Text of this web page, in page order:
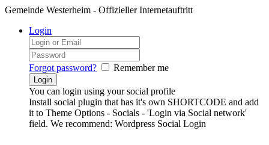
Gemeinde Westerheim - Offizieller Internetauftritt
Login
Forgot password? Remember me
You can login using your social profile
Install social plugin that has it's own SHORTCODE and add
it to Theme Options - Socials - 'Login via Social network'
field. We recommend: Wordpress Social Login